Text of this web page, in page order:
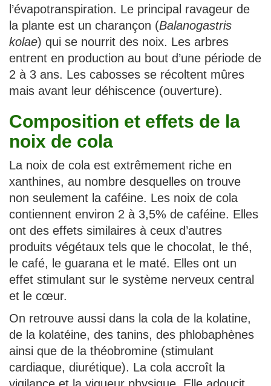
l’évapotranspiration. Le principal ravageur de
la plante est un charançon (Balanogastris
kolae) qui se nourrit des noix. Les arbres
entrent en production au bout d’une période de
2 à 3 ans. Les cabosses se récoltent mûres
mais avant leur déhiscence (ouverture).
Composition et effets de la
noix de cola
La noix de cola est extrêmement riche en
xanthines, au nombre desquelles on trouve
non seulement la caféine. Les noix de cola
contiennent environ 2 à 3,5% de caféine. Elles
ont des effets similaires à ceux d’autres
produits végétaux tels que le chocolat, le thé,
le café, le guarana et le maté. Elles ont un
effet stimulant sur le système nerveux central
et le cœur.
On retrouve aussi dans la cola de la kolatine,
de la kolatéine, des tanins, des phlobaphènes
ainsi que de la théobromine (stimulant
cardiaque, diurétique). La cola accroît la